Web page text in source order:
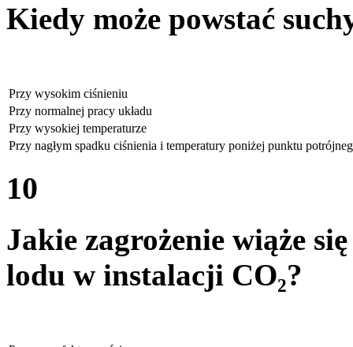
Kiedy może powstać
Przy wysokim ciśnieniu
Przy normalnej pracy układu
Przy wysokiej temperaturze
Przy nagłym spadku ciśnienia i temperatury poniżej punktu
10
Jakie zagrożenie wiąże
lodu w instalacji CO₂?